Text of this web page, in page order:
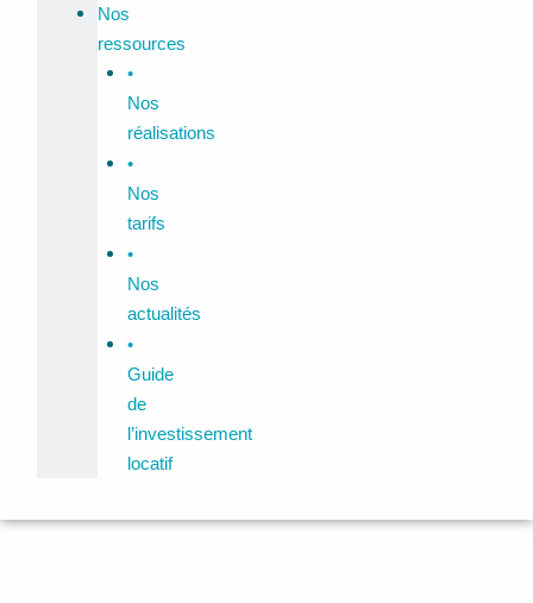
Nos
ressources
•
Nos
réalisations
•
Nos
tarifs
•
Nos
actualités
•
Guide
de
l’investissement
locatif